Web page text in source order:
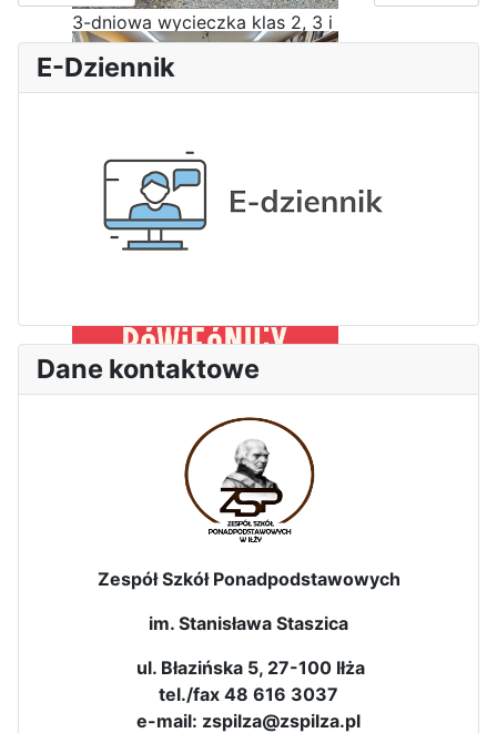
3-dniowa wycieczka klas 2, 3 i
4 technikum w Bieszczady
Wizyta edukacyjna w Areszcie
Bezpieczeństwo i kompetencje
uczniów - nasz priorytet
Dni Leśmianowskie 2026
E-Dziennik
Dane kontaktowe
Zespół Szkół Ponadpodstawowych
im. Stanisława Staszica
ul. Błazińska 5, 27-100 Iłża
tel./fax 48 616 3037
e-mail: zspilza@zspilza.pl